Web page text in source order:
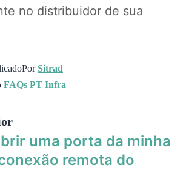
no distribuidor de sua
PorSitrad
FAQs PT Infra
uma porta da minha
remota do